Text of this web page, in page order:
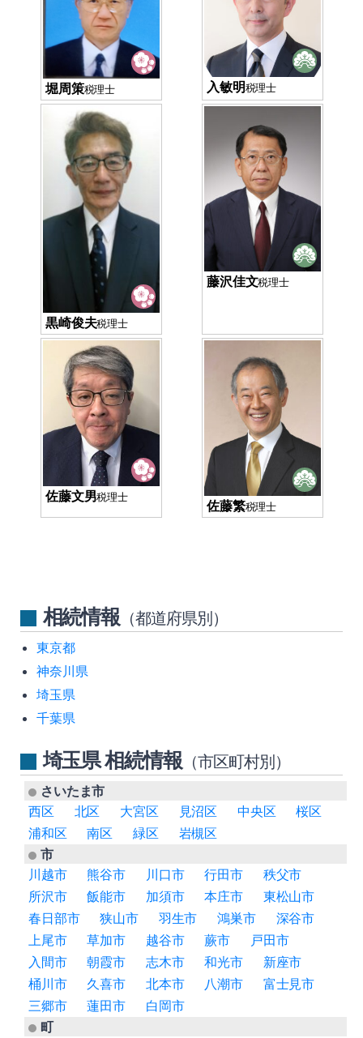
堀周策税理士 入敏明税理士
黒崎俊夫税理士
藤沢佳文税理士
佐藤文男税理士
佐藤繁税理士
相続情報 （都道府県別）
東京都
神奈川県
埼玉県
千葉県
埼玉県 相続情報 （市区町村別）
さいたま市
西区
北区 大宮区 見沼区 中央区
桜区
浦和区
南区 緑区
岩槻区
市
川越市
熊谷市 川口市 行田市
秩父市
所沢市
飯能市 加須市 本庄市
東松山市
春日部市
狭山市 羽生市 鴻巣市
深谷市
上尾市
草加市 越谷市 蕨市
戸田市
入間市
朝霞市 志木市 和光市
新座市
桶川市
久喜市 北本市 八潮市
富士見市
三郷市
蓮田市
白岡市
町